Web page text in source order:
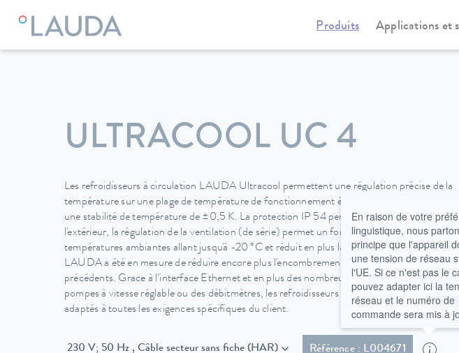
Produits Applications et
LAUDA Appareils de thermorégulation Refroidisseurs à circulation Refroidisseurs à
ULTRACOOL UC 4
Les refroidisseurs à circulation LAUDA Ultracool permettent une régulation précise de la
température sur une plage de température de fonctionnement étendue de -10 à 35 °C et
une stabilité de température de ±0,5 K. La protection IP 54 permet une installation à
l'extérieur, la régulation de la ventilation (de série) permet un fonctionnement à des
températures ambiantes allant jusqu'à -20 °C et réduit en plus la pollution sonore.
LAUDA a été en mesure de réduire encore plus l'encombrement par rapport aux modèles
précédents. Grace à l’interface Ethernet et en plus des nombreuses options tels des
pompes à vitesse réglable ou des débitmètres, les refroidisseurs à circulation peuvent être
adaptés à toutes les exigences spécifiques du client.
230 V; 50 Hz , Câble secteur sans fiche (HAR) Référence : L004671
En raison de votre
linguistique, nous
principe que l'appareil
une tension de réseau
l'UE. Si ce n'est pas le
pouvez adapter ici la
réseau et le numéro de
commande sera mis à